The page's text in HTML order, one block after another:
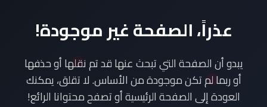
عذراً، الصفحة غير موجودة!
يبدو أن الصفحة التي تبحث عنها قد تم نقلها أو حذفها
أو ربما لم تكن موجودة من الأساس. لا تقلق، يمكنك
العودة إلى الصفحة الرئيسية أو تصفح محتوانا الرائع!